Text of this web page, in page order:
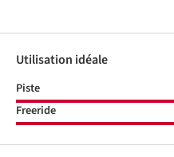
Utilisation idéale
Piste
Freeride